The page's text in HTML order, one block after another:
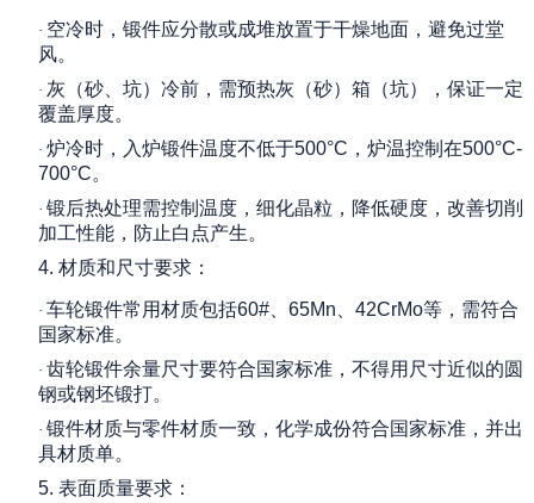
· 空冷时，锻件应分散或成堆放置于干燥地面，避免过堂
风。
· 灰（砂、坑）冷前，需预热灰（砂）箱（坑），保证一定
覆盖厚度。
· 炉冷时，入炉锻件温度不低于500°C ，炉温控制在500°C-
700°C。
· 锻后热处理需控制温度，细化晶粒，降低硬度，改善切削
加工性能，防止白点产生。
4. 材质和尺寸要求：
· 车轮锻件常用材质包括60# 65Mn 42CrMo等，需符合
国家标准。
· 齿轮锻件余量尺寸要符合国家标准，不得用尺寸近似的圆
钢或钢坯锻打。
· 锻件材质与零件材质一致，化学成份符合国家标准，并出
具材质单。
5. 表面质量要求：